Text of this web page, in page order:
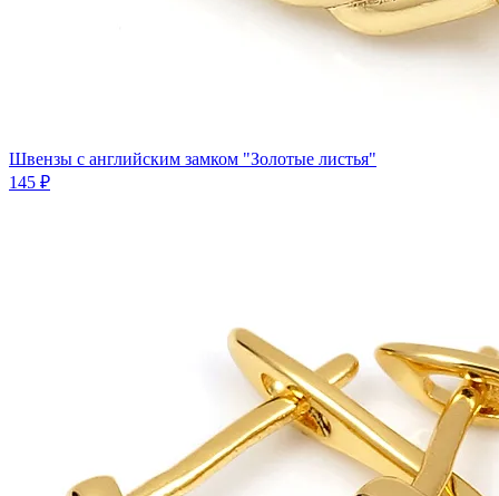
Швензы с английским замком "Золотые листья"
145 ₽